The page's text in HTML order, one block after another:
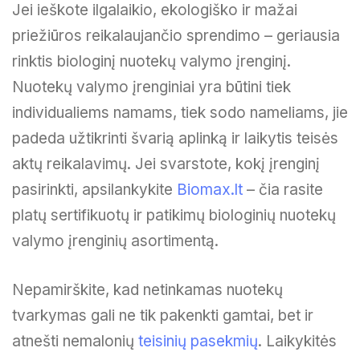
Jei ieškote ilgalaikio, ekologiško ir mažai
priežiūros reikalaujančio sprendimo – geriausia
rinktis biologinį nuotekų valymo įrenginį.
Nuotekų valymo įrenginiai yra būtini tiek
individualiems namams, tiek sodo nameliams, jie
padeda užtikrinti švarią aplinką ir laikytis teisės
aktų reikalavimų. Jei svarstote, kokį įrenginį
pasirinkti, apsilankykite Biomax.lt – čia rasite
platų sertifikuotų ir patikimų biologinių nuotekų
valymo įrenginių asortimentą.
Nepamirškite, kad netinkamas nuotekų
tvarkymas gali ne tik pakenkti gamtai, bet ir
atnešti nemalonių teisinių pasekmių. Laikykitės